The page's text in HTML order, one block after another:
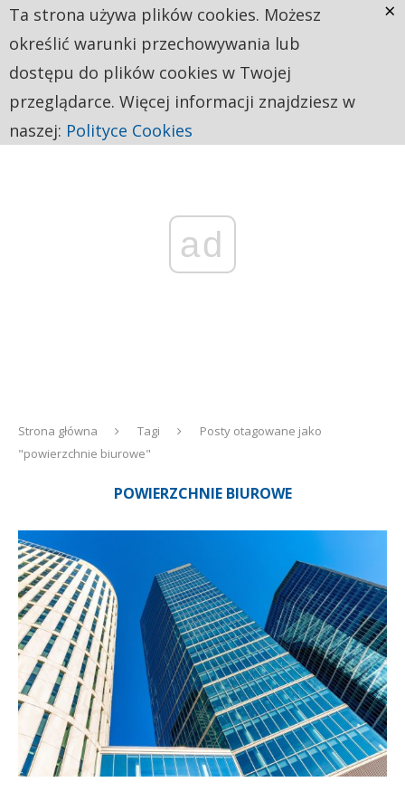
ad
Strona główna Tagi
Posty otagowane jako
"powierzchnie biurowe"
POWIERZCHNIE BIUROWE
Ta strona używa plików cookies. Możesz
określić warunki przechowywania lub
dostępu do plików cookies w Twojej
przeglądarce. Więcej informacji znajdziesz w
naszej: Polityce Cookies
×